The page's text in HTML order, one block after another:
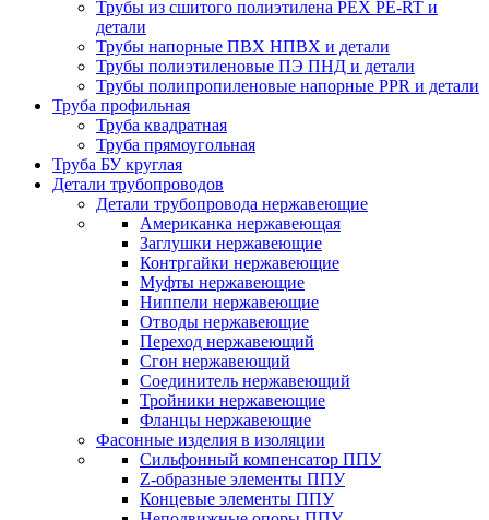
Трубы из сшитого полиэтилена PEX PE-RT и
детали
Трубы напорные ПВХ НПВХ и детали
Трубы полиэтиленовые ПЭ ПНД и детали
Трубы полипропиленовые напорные PPR и детали
Труба профильная
Труба квадратная
Труба прямоугольная
Труба БУ круглая
Детали трубопроводов
Детали трубопровода нержавеющие
Американка нержавеющая
Заглушки нержавеющие
Контргайки нержавеющие
Муфты нержавеющие
Ниппели нержавеющие
Отводы нержавеющие
Переход нержавеющий
Сгон нержавеющий
Соединитель нержавеющий
Тройники нержавеющие
Фланцы нержавеющие
Фасонные изделия в изоляции
Cильфонный компенсатор ППУ
Z-образные элементы ППУ
Концевые элементы ППУ